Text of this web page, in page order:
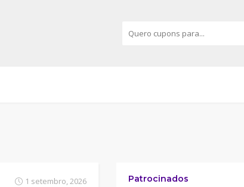
1 setembro, 2026 Patrocinados